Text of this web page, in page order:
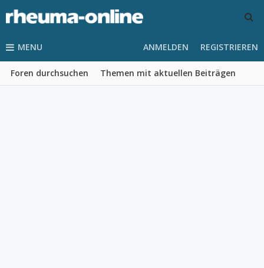
MENU
Foren durchsuchen Themen mit aktuellen Beiträgen
ANMELDEN REGISTRIEREN